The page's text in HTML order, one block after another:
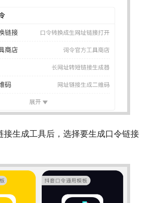
接生成工具后，选择要生成口令链接